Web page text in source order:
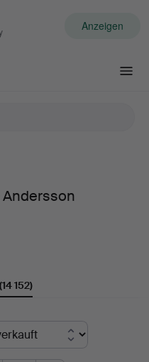
Anzeigen
(14 152)